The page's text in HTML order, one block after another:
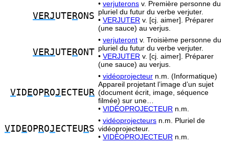
VERJUTE RONS
• verjuterons v. Première personne du
pluriel du futur du verbe verjuter.
• VERJUTER v. [cj. aimer]. Préparer
(une sauce) au verjus.
VERJUTE RONT
• verjuteront v. Troisième personne du
pluriel du futur du verbe verjuter.
• VERJUTER v. [cj. aimer]. Préparer
(une sauce) au verjus.
VID EOP ROJ ECTEU R
• vidéoprojecteur n.m. (Informatique)
Appareil projetant l’image d’un sujet
(document écrit, image, séquence
filmée) sur une…
• VIDÉOPROJECTEUR n.m.
VID EOP ROJ ECTEU RS
• vidéoprojecteurs n.m. Pluriel de
vidéoprojecteur.
• VIDÉOPROJECTEUR n.m.